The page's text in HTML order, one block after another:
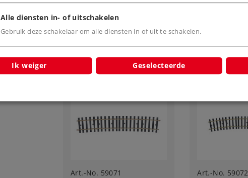
fabriek.
Online kopen
fabriek.
Art.-No. 59071 Art.-No. 59072
Alle diensten in- of uitschakelen
Gebruik deze schakelaar om alle diensten in of uit te schakelen.
Ik weiger Geselecteerde